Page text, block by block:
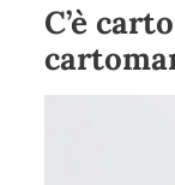
C’è